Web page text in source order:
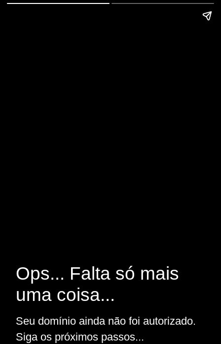
Ops... Falta só mais
uma coisa...
Seu domínio ainda não foi autorizado.
Siga os próximos passos...